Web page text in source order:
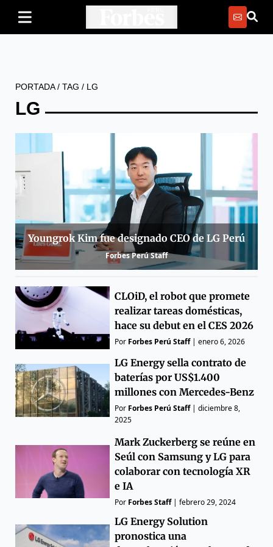
PORTADA/ TAG / LG
LG
Youngrok Kim fue designado CEO de LG Perú
Forbes Perú Staff
CLOiD, el robot que promete
realizar tareas domésticas,
hace su debut en el CES 2026
Por Forbes Perú Staff|enero 6, 2026
LG Energy sella contrato de
baterías por US$1.400
millones con Mercedes-Benz
Por Forbes Perú Staff|diciembre 8,
2025
Mark Zuckerberg se reúne en
Seúl con Samsung y LG para
colaborar con tecnología XR
e IA
Por Forbes Staff|febrero 29, 2024
LG Energy Solution
pronostica una